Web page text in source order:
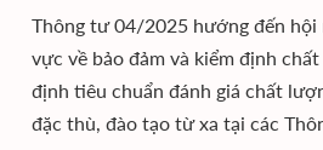
Thông tư 04/2025 hướng đến hội
vực về bảo đảm và kiểm định
định tiêu chuẩn đánh giá chất
đặc thù, đào tạo từ xa tại các